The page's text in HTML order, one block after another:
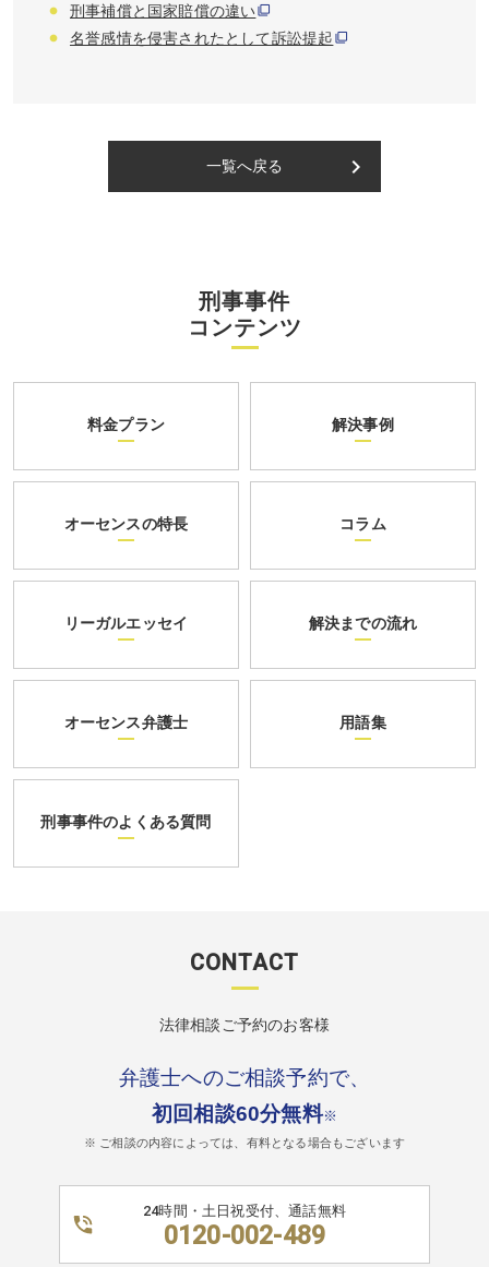
刑事補償と国家賠償の違い
名誉感情を侵害されたとして訴訟提起
一覧へ戻る keyboard_arrow_right
刑事事件
コンテンツ
料金プラン 解決事例
オーセンスの特長 コラム
リーガルエッセイ 解決までの流れ
オーセンス弁護士 用語集
刑事事件のよくある質問
CONTACT
法律相談ご予約のお客様
弁護士へのご相談予約で、
初回相談60分無料※
※ ご相談の内容によっては、有料となる場合もございます
24時間・土日祝受付、通話無料
0120-002-489